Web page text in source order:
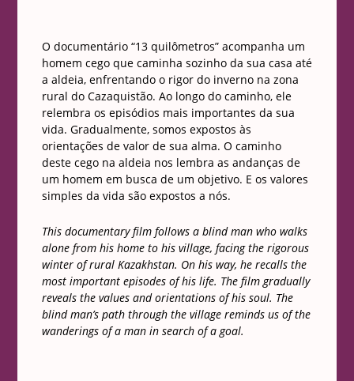
O documentário “13 quilômetros” acompanha um
homem cego que caminha sozinho da sua casa até
a aldeia, enfrentando o rigor do inverno na zona
rural do Cazaquistão. Ao longo do caminho, ele
relembra os episódios mais importantes da sua
vida. Gradualmente, somos expostos às
orientações de valor de sua alma. O caminho
deste cego na aldeia nos lembra as andanças de
um homem em busca de um objetivo. E os valores
simples da vida são expostos a nós.
This documentary film follows a blind man who walks
alone from his home to his village, facing the rigorous
winter of rural Kazakhstan. On his way, he recalls the
most important episodes of his life. The film gradually
reveals the values and orientations of his soul. The
blind man’s path through the village reminds us of the
wanderings of a man in search of a goal.